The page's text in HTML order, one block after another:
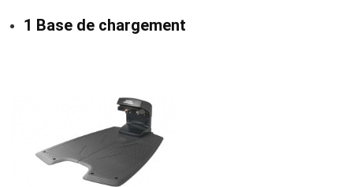
1 Base de chargement